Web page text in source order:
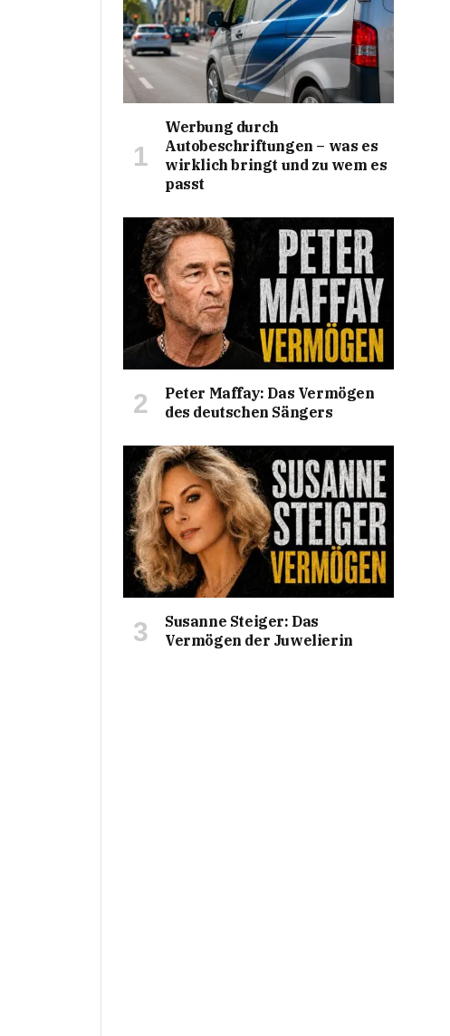
Werbung durch
Autobeschriftungen – was es
wirklich bringt und zu wem es
passt
Peter Maffay: Das Vermögen
des deutschen Sängers
Susanne Steiger: Das
Vermögen der Juwelierin